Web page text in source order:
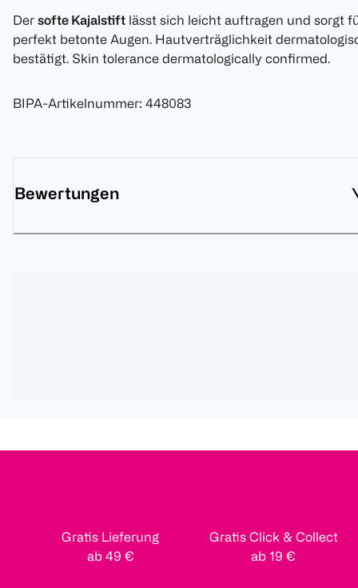
Der softe Kajalstift lässt sich leicht auftragen und sorgt
perfekt betonte Augen. Hautverträglichkeit
bestätigt. Skin tolerance dermatologically confirmed.
BIPA-Artikelnummer: 448083
Bewertungen
Gratis Lieferung
ab 49 €
Gratis Click & Collect
ab 19 €